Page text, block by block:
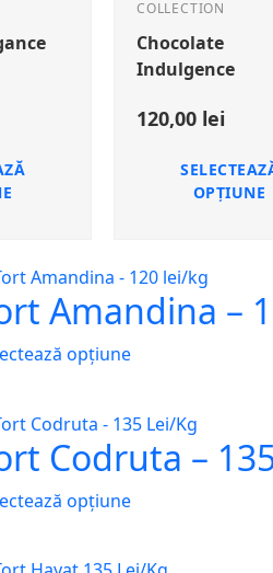
COLLECTION
Chocolate
Indulgence
120,00 lei
OPȚIUNE
Amandina –
opțiune
Codruta –
opțiune